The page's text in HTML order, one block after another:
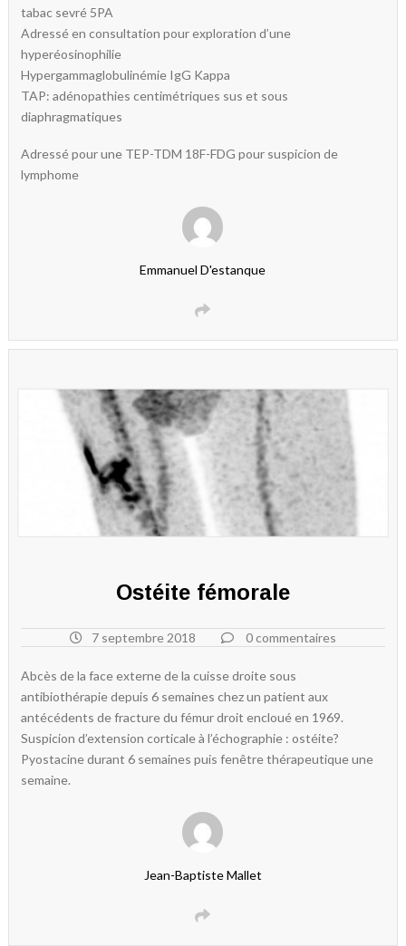
tabac sevré 5PA
Adressé en consultation pour exploration d’une
hyperéosinophilie
Hypergammaglobulinémie IgG Kappa
TAP: adénopathies centimétriques sus et sous
diaphragmatiques
Adressé pour une TEP-TDM 18F-FDG pour suspicion de
lymphome
Emmanuel D'estanque
Ostéite fémorale
7 septembre 2018 0 commentaires
Abcès de la face externe de la cuisse droite sous
antibiothérapie depuis 6 semaines chez un patient aux
antécédents de fracture du fémur droit encloué en 1969.
Suspicion d’extension corticale à l’échographie : ostéite?
Pyostacine durant 6 semaines puis fenêtre thérapeutique une
semaine.
Jean-Baptiste Mallet